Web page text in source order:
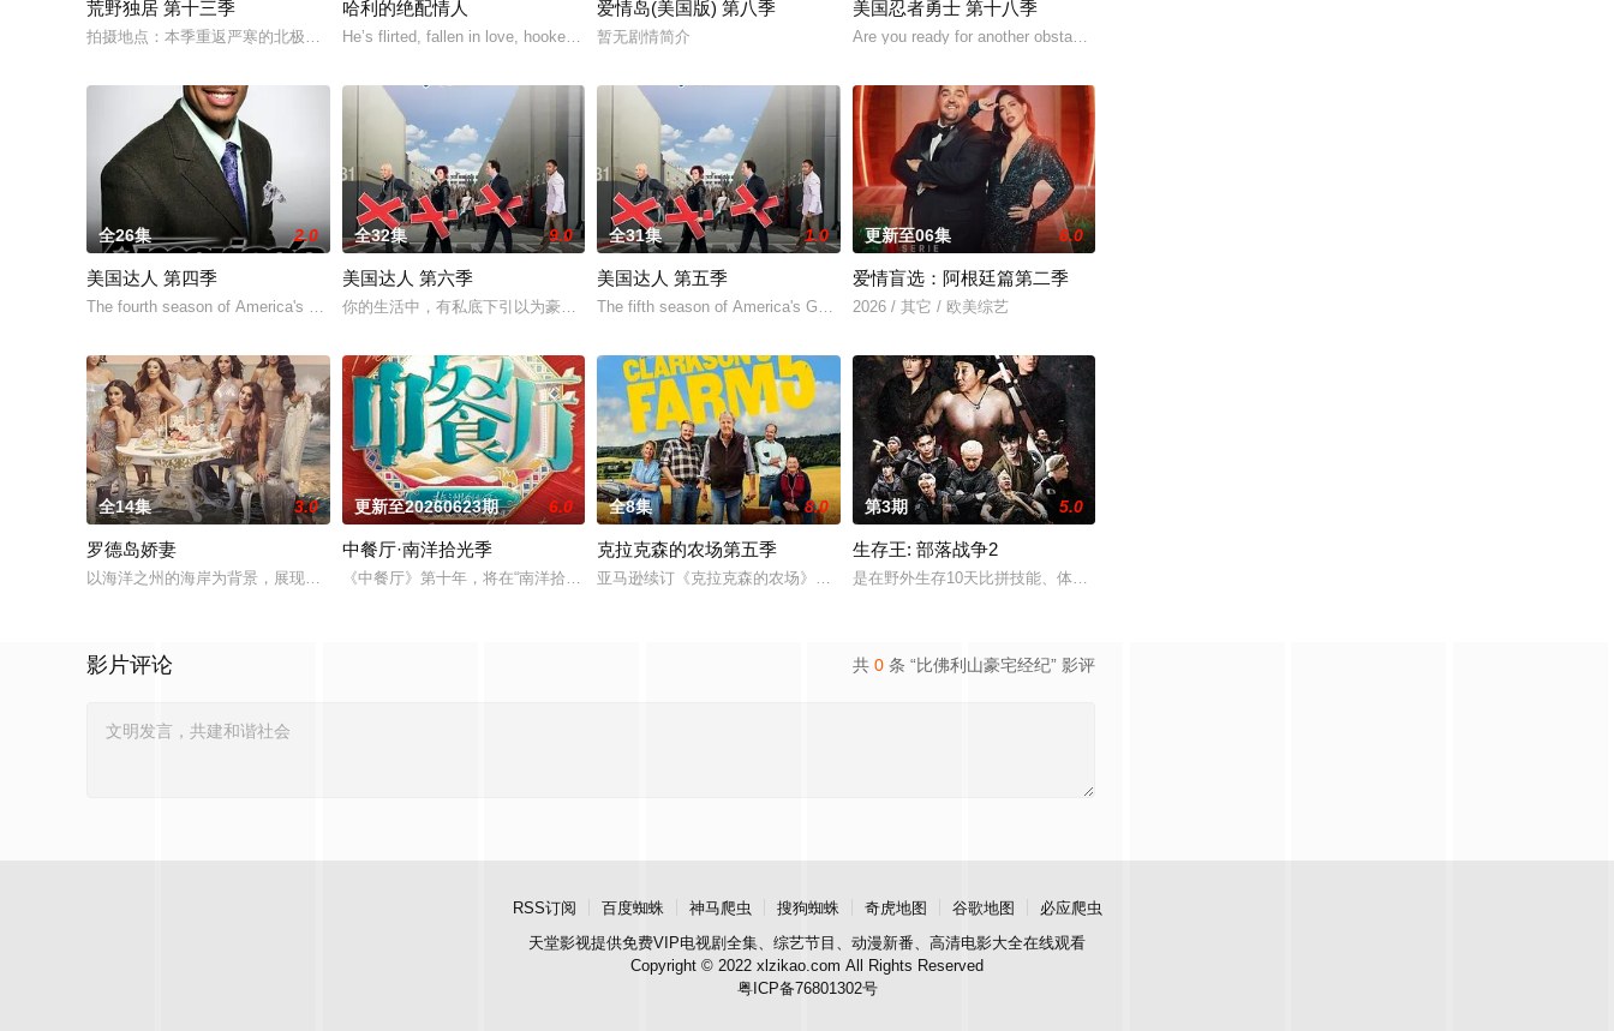
荒野独居 第十三季
拍摄地点：本季重返严寒的北极圈，拍摄地位于加拿大西北地区阿克拉维克（Aklavik）附近的理查森山脉，这里是灰熊、狼群和驼鹿的栖息地。参赛
哈利的绝配情人
He’s flirted, fallen in love, hooked up, and broken up. He’s even pro
爱情岛(美国版) 第八季
暂无剧情简介
美国忍者勇士 第十八季
Are you ready for another obstacle course? American Ninja Warrior has
全26集 2.0
美国达人 第四季
The fourth season of America's Got Talent, an American television
全32集 9.0
美国达人 第六季
你的生活中，有私底下引以为豪，却不敢拿出来显的绝活吗？NBC从今年6月21日起开始播出一部选秀节目——America’s Got Tale
全31集 1.0
美国达人 第五季
The fifth season of America's Got Talent, an American television
更新至06集 6.0
爱情盲选：阿根廷篇第二季
2026 / 其它 / 欧美综艺
全14集 3.0
罗德岛娇妻
以海洋之州的海岸为背景，展现了罗德岛人紧密联系的圈子。他们有着深厚的社区根基，家族世代传承。他们拥有充满抱负的人生、蒸蒸日上的事业和错综复
更新至20260623期 6.0
中餐厅·南洋拾光季
《中餐厅》第十年，将在“南洋拾光”的氛围中，打造一家独具风格特色的田园餐厅。内容场景上，除餐厅本体外，还将设置家禽、鲜蔬、河鲜等不同餐厅区
全8集 8.0
克拉克森的农场第五季
亚马逊续订《克拉克森的农场》第五季。
第3期 5.0
生存王: 部落战争2
是在野外生存10天比拼技能、体能、精神力、战略战术的生存类真人秀。第二季有金钟国担任主持人和来自韩
共 0 条 “比佛利山豪宅经纪” 影评
影片评论
RSS订阅 百度蜘蛛 神马爬虫 搜狗蜘蛛 奇虎地图 谷歌地图
必应爬虫
天堂影视提供免费VIP电视剧全集、综艺节目、动漫新番、高清电影大全在线观看
Copyright © 2022 xlzikao.com All Rights Reserved
粤ICP备76801302号